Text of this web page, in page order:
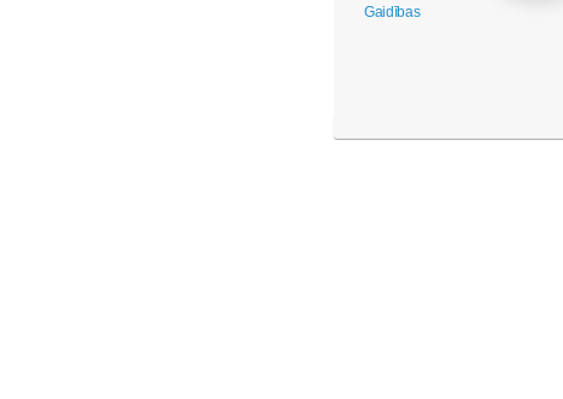
Gaidības